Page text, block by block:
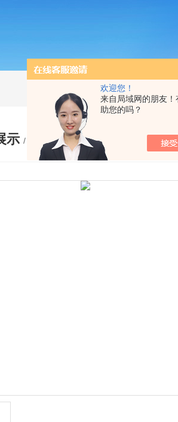
欢迎您！
来自局域网的朋友
助您的吗？
示 / PRODUCTS